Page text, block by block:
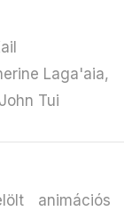
Laga'aia,
Tui
animációs